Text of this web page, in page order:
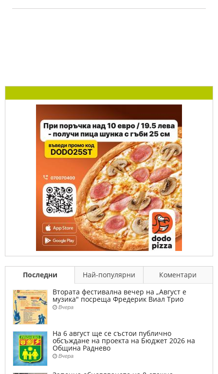
Последни Най-популярни
Коментари
Втората фестивална вечер на „Август е
музика" посреща Фредерик Виал Трио
Вчера
На 6 август ще се състои публично
обсъждане на проекта на Бюджет 2026 на
Община Раднево
Вчера